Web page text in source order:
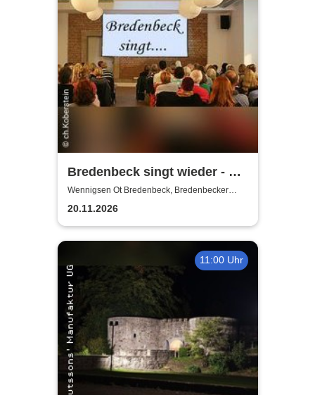
Bredenbeck singt wieder - mit
Joachim Buthe
Wennigsen Ot Bredenbeck, Bredenbecker
Scheune
20.11.2026
11:00 Uhr